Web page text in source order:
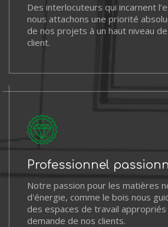
Des interlocuteurs qui incarnent
nous attachons une priorité
de nos projets à un haut niveau
client.
Professionnel
Notre passion pour les matières
d'énergie, comme le bois nous
des espaces de travail appropriés
demande de nos clients.